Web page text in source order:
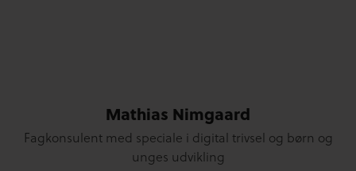
Mathias Nimgaard
Fagkonsulent med speciale i digital trivsel og børn og
unges udvikling